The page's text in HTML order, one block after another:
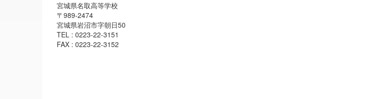
宮城県名取高等学校
〒989-2474
宮城県岩沼市字朝日50
TEL : 0223-22-3151
FAX : 0223-22-3152